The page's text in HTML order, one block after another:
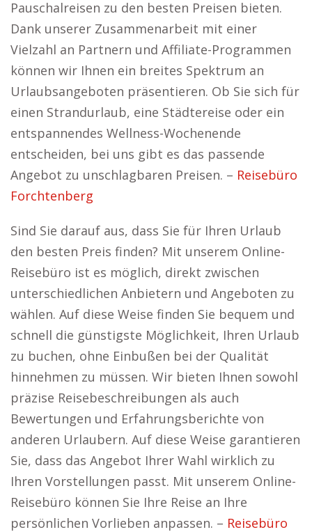
Pauschalreisen zu den besten Preisen bieten.
Dank unserer Zusammenarbeit mit einer
Vielzahl an Partnern und Affiliate-Programmen
können wir Ihnen ein breites Spektrum an
Urlaubsangeboten präsentieren. Ob Sie sich für
einen Strandurlaub, eine Städtereise oder ein
entspannendes Wellness-Wochenende
entscheiden, bei uns gibt es das passende
Angebot zu unschlagbaren Preisen. – Reisebüro
Forchtenberg
Sind Sie darauf aus, dass Sie für Ihren Urlaub
den besten Preis finden? Mit unserem Online-
Reisebüro ist es möglich, direkt zwischen
unterschiedlichen Anbietern und Angeboten zu
wählen. Auf diese Weise finden Sie bequem und
schnell die günstigste Möglichkeit, Ihren Urlaub
zu buchen, ohne Einbußen bei der Qualität
hinnehmen zu müssen. Wir bieten Ihnen sowohl
präzise Reisebeschreibungen als auch
Bewertungen und Erfahrungsberichte von
anderen Urlaubern. Auf diese Weise garantieren
Sie, dass das Angebot Ihrer Wahl wirklich zu
Ihren Vorstellungen passt. Mit unserem Online-
Reisebüro können Sie Ihre Reise an Ihre
persönlichen Vorlieben anpassen. – Reisebüro